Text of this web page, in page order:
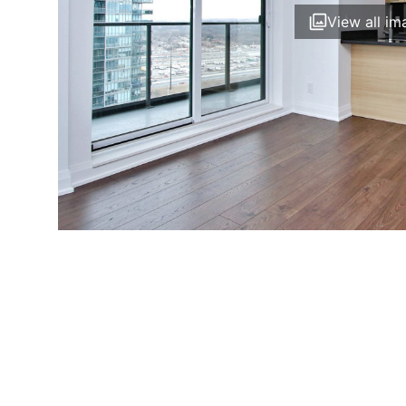
View all